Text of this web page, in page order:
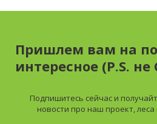
Пришлем вам на
интересное (P.S.
Подпишитесь сейчас и
новости про наш проект, леса